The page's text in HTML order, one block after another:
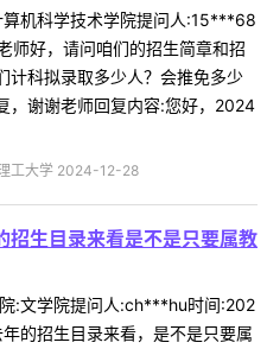
机科学技术学院提问人:15***68
好，请问咱们的招生简章和招
计科拟录取多少人？会推免多少
，谢谢老师回复内容:您好，2024
工大学 2024-12-28
招生目录来看是不是只要属教
:文学院提问人:ch***hu时间:202
的招生目录来看，是不是只要属